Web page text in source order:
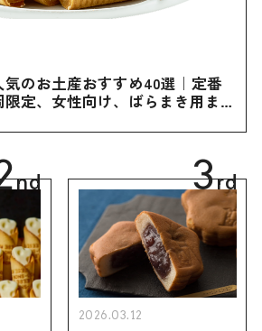
気のお土産おすすめ40選｜定番
定、女性向け、ばらまき用まで
nd 3rd
2026.03.12